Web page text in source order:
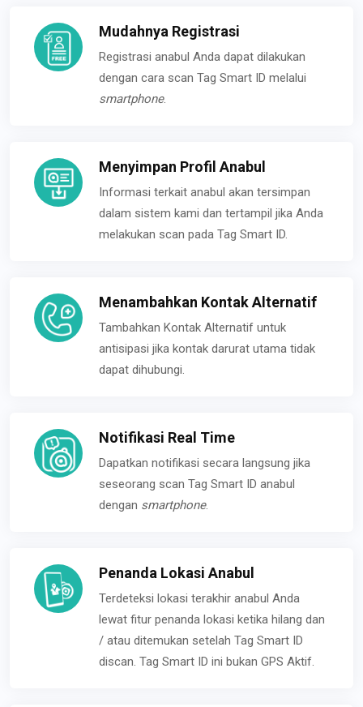
Mudahnya Registrasi
Registrasi anabul Anda dapat dilakukan
dengan cara scan Tag Smart ID melalui
smartphone.
Menyimpan Profil Anabul
Informasi terkait anabul akan tersimpan
dalam sistem kami dan tertampil jika Anda
melakukan scan pada Tag Smart ID.
Menambahkan Kontak Alternatif
Tambahkan Kontak Alternatif untuk
antisipasi jika kontak darurat utama tidak
dapat dihubungi.
Notifikasi Real Time
Dapatkan notifikasi secara langsung jika
seseorang scan Tag Smart ID anabul
dengan smartphone.
Penanda Lokasi Anabul
Terdeteksi lokasi terakhir anabul Anda
lewat fitur penanda lokasi ketika hilang dan
/ atau ditemukan setelah Tag Smart ID
discan. Tag Smart ID ini bukan GPS Aktif.